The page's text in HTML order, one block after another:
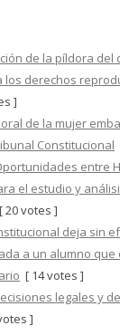
de la píldora del
los derechos
]
de la mujer
Constitucional
entre
el estudio y
[ 20 votes ]
deja sin
a un alumno que
[ 14 votes ]
legales y
]